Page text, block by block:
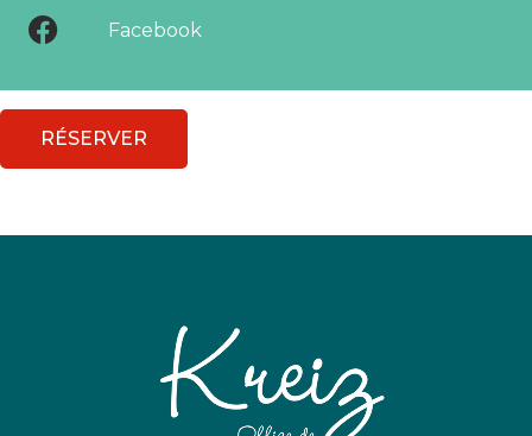
Facebook
RÉSERVER